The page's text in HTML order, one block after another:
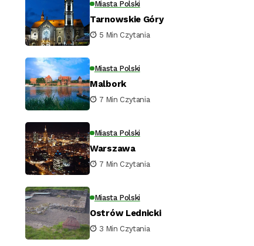
Miasta Polski
Tarnowskie Góry
5 Min Czytania
Miasta Polski
Malbork
7 Min Czytania
Miasta Polski
Warszawa
7 Min Czytania
Miasta Polski
Ostrów Lednicki
3 Min Czytania